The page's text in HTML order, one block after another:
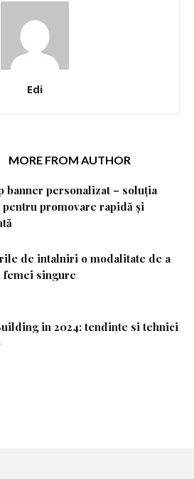
Edi
MORE FROM AUTHOR
banner personalizat – soluția
promovare rapidă și
de intalniri o modalitate de a
femei singure
in 2024: tendinte si tehnici